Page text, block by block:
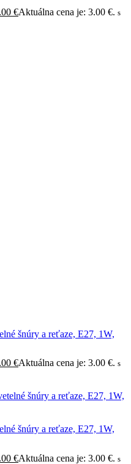
€Aktuálna cena je: 3.00 €. s
šnúry a reťaze, E27, 1W,
€Aktuálna cena je: 3.00 €. s
šnúry a reťaze, E27, 1W,
€Aktuálna cena je: 3.00 €. s